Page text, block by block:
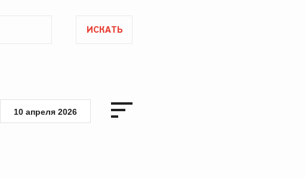
ИСКАТЬ
10 апреля 2026